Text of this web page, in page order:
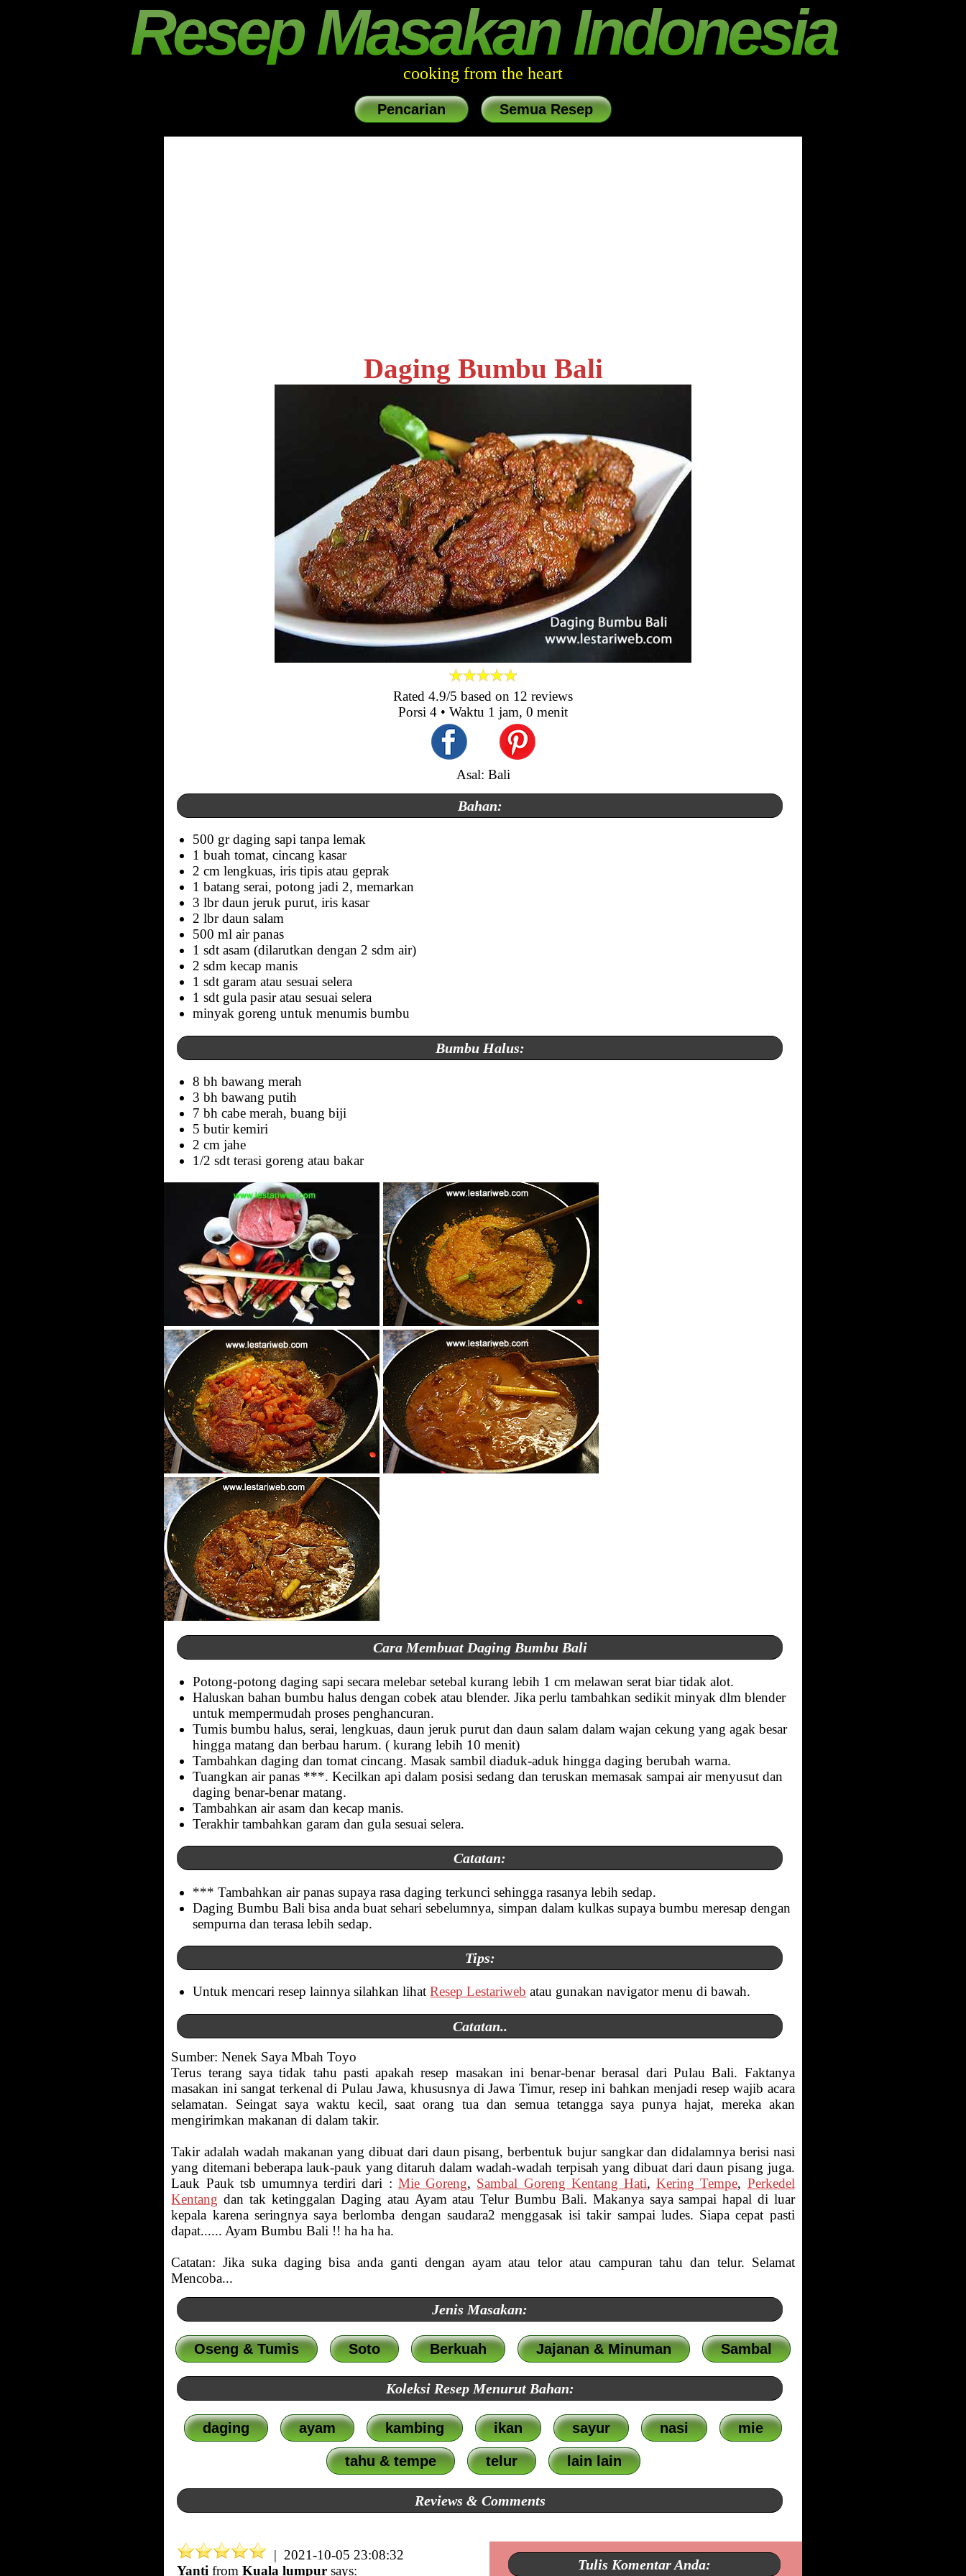
Resep Masakan Indonesia
cooking from the heart
Pencarian Semua Resep
Daging Bumbu Bali
Rated 4.9/5 based on 12 reviews
Porsi 4 • Waktu 1 jam, 0 menit
Asal: Bali
Bahan:
500 gr daging sapi tanpa lemak
1 buah tomat, cincang kasar
2 cm lengkuas, iris tipis atau geprak
1 batang serai, potong jadi 2, memarkan
3 lbr daun jeruk purut, iris kasar
2 lbr daun salam
500 ml air panas
1 sdt asam (dilarutkan dengan 2 sdm air)
2 sdm kecap manis
1 sdt garam atau sesuai selera
1 sdt gula pasir atau sesuai selera
minyak goreng untuk menumis bumbu
Bumbu Halus:
8 bh bawang merah
3 bh bawang putih
7 bh cabe merah, buang biji
5 butir kemiri
2 cm jahe
1/2 sdt terasi goreng atau bakar
Cara Membuat Daging Bumbu Bali
Potong-potong daging sapi secara melebar setebal kurang lebih 1 cm melawan serat biar tidak alot.
Haluskan bahan bumbu halus dengan cobek atau blender. Jika perlu tambahkan sedikit minyak dlm blender
untuk mempermudah proses penghancuran.
Tumis bumbu halus, serai, lengkuas, daun jeruk purut dan daun salam dalam wajan cekung yang agak besar
hingga matang dan berbau harum. ( kurang lebih 10 menit)
Tambahkan daging dan tomat cincang. Masak sambil diaduk-aduk hingga daging berubah warna.
Tuangkan air panas ***. Kecilkan api dalam posisi sedang dan teruskan memasak sampai air menyusut dan
daging benar-benar matang.
Tambahkan air asam dan kecap manis.
Terakhir tambahkan garam dan gula sesuai selera.
Catatan:
*** Tambahkan air panas supaya rasa daging terkunci sehingga rasanya lebih sedap.
Daging Bumbu Bali bisa anda buat sehari sebelumnya, simpan dalam kulkas supaya bumbu meresap dengan
sempurna dan terasa lebih sedap.
Tips:
Untuk mencari resep lainnya silahkan lihatResep Lestariweb atau gunakan navigator menu di bawah.
Catatan..
Sumber: Nenek Saya Mbah Toyo
Terus terang saya tidak tahu pasti apakah resep masakan ini benar-benar berasal dari Pulau Bali. Faktanya
masakan ini sangat terkenal di Pulau Jawa, khususnya di Jawa Timur, resep ini bahkan menjadi resep wajib acara
selamatan. Seingat saya waktu kecil, saat orang tua dan semua tetangga saya punya hajat, mereka akan
mengirimkan makanan di dalam takir.
Takir adalah wadah makanan yang dibuat dari daun pisang, berbentuk bujur sangkar dan didalamnya berisi nasi
yang ditemani beberapa lauk-pauk yang ditaruh dalam wadah-wadah terpisah yang dibuat dari daun pisang juga.
Lauk Pauk tsb umumnya terdiri dari : Mie Goreng, Sambal Goreng Kentang Hati,Kering Tempe, Perkedel
Kentang dan tak ketinggalan Daging atau Ayam atau Telur Bumbu Bali. Makanya saya sampai hapal di luar
kepala karena seringnya saya berlomba dengan saudara2 menggasak isi takir sampai ludes. Siapa cepat pasti
dapat...... Ayam Bumbu Bali !! ha ha ha.
Catatan: Jika suka daging bisa anda ganti dengan ayam atau telor atau campuran tahu dan telur. Selamat
Mencoba...
Jenis Masakan:
Oseng & Tumis Soto Berkuah Jajanan & Minuman Sambal
Koleksi Resep Menurut Bahan:
daging ayam kambing ikan sayur nasi mie
tahu & tempe telur lain lain
Reviews & Comments
| 2021-10-05 23:08:32
Yanti fromKuala lumpur says: Tulis Komentar Anda: